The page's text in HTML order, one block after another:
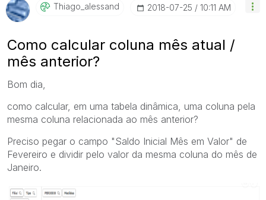
Thiago_alessand ‎2018-07-25 10:11 AM
Como calcular coluna mês atual /
mês anterior?
Bom dia,
como calcular, em uma tabela dinâmica, uma coluna pela
mesma coluna relacionada ao mês anterior?
Preciso pegar o campo "Saldo Inicial Mês em Valor" de
Fevereiro e dividir pelo valor da mesma coluna do mês de
Janeiro.